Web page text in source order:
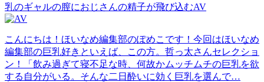
乳のギャルの膣におじさんの精子が飛び込むAV
こんにちは！ほいなめ編集部のぽめこです！今回はほいなめ
編集部の巨乳好きといえば、この方。哲っ太さんセレクショ
ン！「飲み過ぎて寝不足な時、何故かムッチムチの巨乳を欲
する自分がいる。そんな二日酔いに効く巨乳を選んで…